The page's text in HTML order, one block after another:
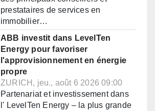
prestataires de services en
immobilier…
ABB investit dans LevelTen
Energy pour favoriser
l'approvisionnement en énergie
propre
ZURICH, jeu., août 6 2026 09:00
Partenariat et investissement dans
l' LevelTen Energy – la plus grande